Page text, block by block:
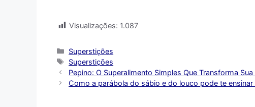
Visualizações: 1.087
Categorias
Superstições
Tags
Superstições
Pepino: O Superalimento Simples Que Transforma Sua
Como a parábola do sábio e do louco pode te